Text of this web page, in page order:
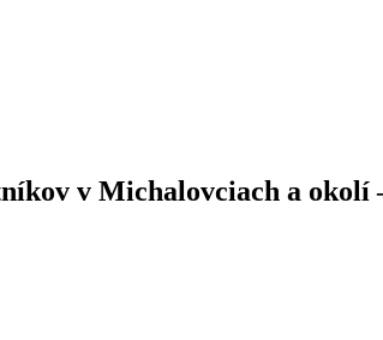
v Michalovciach a okolí